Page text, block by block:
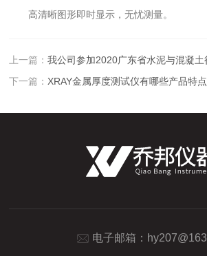
高清晰图形即时显示，无忧测量。
上一篇：我公司参加2020广东省水泥与混凝土
下一篇： XRAY金属厚度测试仪有哪些产品特点
电子邮箱：